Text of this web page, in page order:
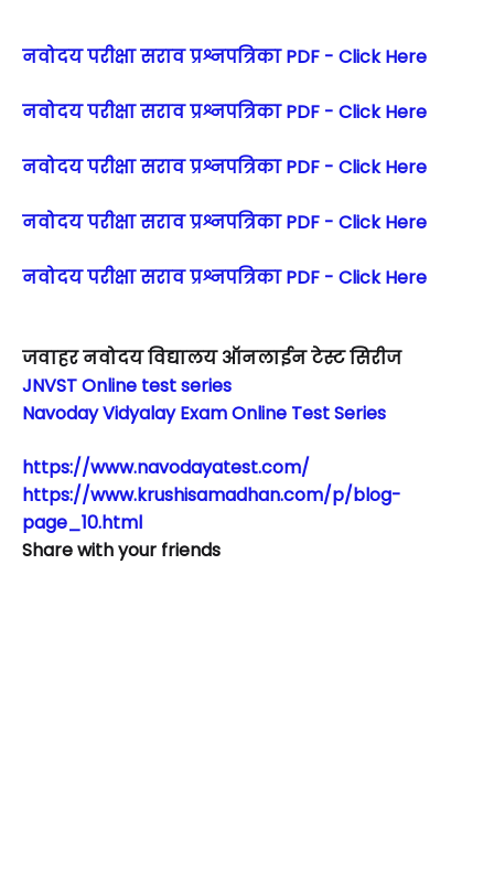
नवोदय परीक्षा सराव प्रश्नपत्रिका PDF - Click Here
नवोदय परीक्षा सराव प्रश्नपत्रिका PDF - Click Here
नवोदय परीक्षा सराव प्रश्नपत्रिका PDF - Click Here
नवोदय परीक्षा सराव प्रश्नपत्रिका PDF - Click Here
नवोदय परीक्षा सराव प्रश्नपत्रिका PDF - Click Here
जवाहर नवोदय विद्यालय ऑनलाईन टेस्ट सिरीज
JNVST Online test series
Navoday Vidyalay Exam Online Test Series
https://www.navodayatest.com/
https://www.krushisamadhan.com/p/blog-
page_10.html
Share with your friends